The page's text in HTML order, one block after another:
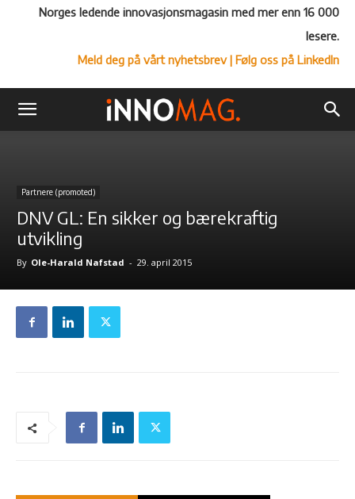
Norges ledende innovasjonsmagasin med mer enn 16 000
lesere.
Meld deg på vårt nyhetsbrev| Følg oss på LinkedIn
Partnere (promoted)
DNV GL: En sikker og bærekraftig
utvikling
By Ole-Harald Nafstad - 29. april 2015